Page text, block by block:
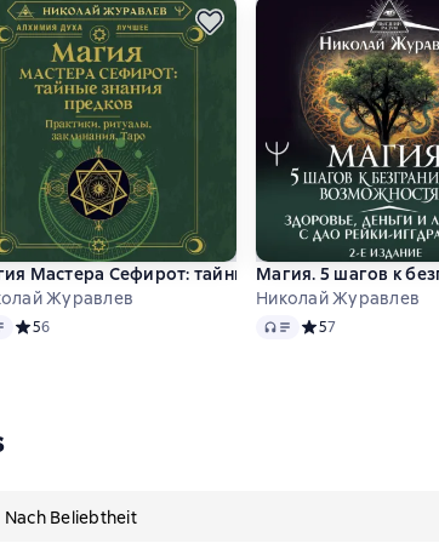
Деньги, здоровье, отношения
Мастера Сефирот: тайные знания предков.
Журавлев
Средний рейтинг 5 на основе 6 оценок
56
Магия. 5 шагов к
Николай Журавлев
Audio Средний рейтинг
57
Nach Beliebtheit